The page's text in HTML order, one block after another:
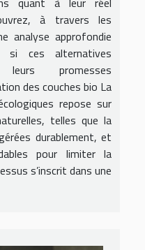
à travers les
analyse approfondie
si ces alternatives
promesses
des couches bio La
repose sur
telles que la
durablement, et
pour limiter la
s’inscrit dans une